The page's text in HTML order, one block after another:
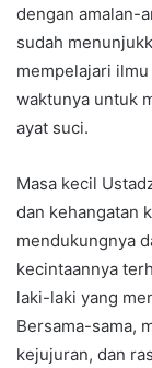
dengan amalan-
sudah
mempelajari
waktunya untuk
ayat suci.
Masa kecil
dan kehangatan
mendukungnya
kecintaannya
laki-laki yang
Bersama-sama,
kejujuran, dan